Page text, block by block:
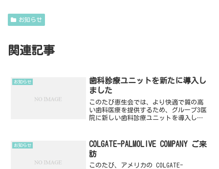
お知らせ
関連記事
お知らせ
歯科診療ユニットを新たに導入し
ました
このたび恵生会では、より快適で質の高
い歯科医療を提供するため、グループ3医
院に新しい歯科診療ユニットを導入しま
ル・ユニット・キッズ2 CS（小児専用）
今回、合計8台...
お知らせ
COLGATE-PALMOLIVE COMPANY ご来
訪
このたび、アメリカの COLGATE-